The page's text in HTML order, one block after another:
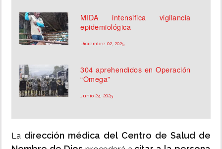
MIDA intensifica vigilancia
epidemiológica
Diciembre 02, 2025
304 aprehendidos en Operación
“Omega”
Junio 24, 2025
La dirección médica del Centro de Salud de